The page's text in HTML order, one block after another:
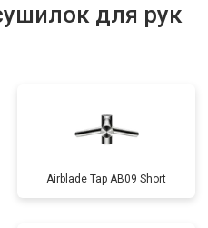
для рук
Airblade Tap AB09 Short